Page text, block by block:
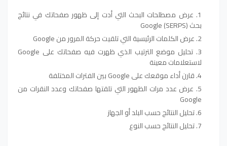
عرض مصطلحات البحث التي أدت إلى ظهور صفحاتك في نتائج
بحث Google (SERPS)
عرض الكلمات الرئيسية التي تلقيت حركة المرور من Google
تحليل موضع الترتيب الذي ظهرت فيه صفحاتك على Google
لاستعلامات معينة
قارن أداء موقعك على Google بين الفترات المختلفة
عرض عدد مرات الظهور التي تلقتها صفحاتك وعدد النقرات من
Google
تحليل النتائج حسب البلد أو الجهاز
تحليل النتائج حسب النوع